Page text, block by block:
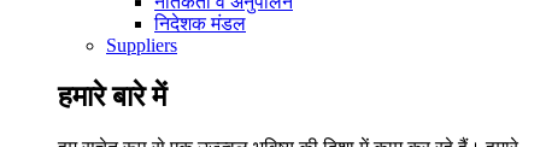
निदेशक मंडल
Suppliers
हमारे बारे में